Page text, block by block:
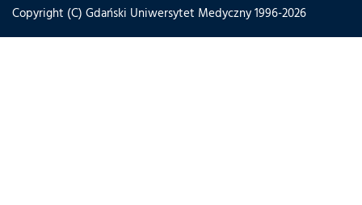
Copyright (C) Gdański Uniwersytet Medyczny 1996-2026